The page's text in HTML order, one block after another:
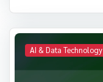
AI & Data Technology